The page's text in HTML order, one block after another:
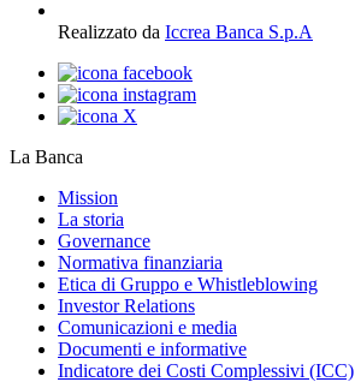
Realizzato da Iccrea Banca S.p.A
La Banca
Mission
La storia
Governance
Normativa finanziaria
Etica di Gruppo e Whistleblowing
Investor Relations
Comunicazioni e media
Documenti e informative
Indicatore dei Costi Complessivi (ICC)